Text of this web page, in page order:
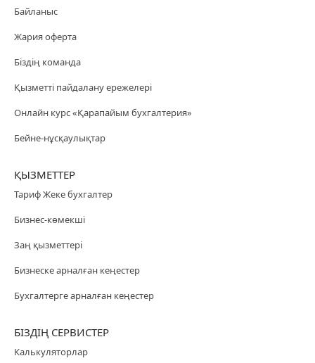
Байланыс
Жария оферта
Біздің команда
Қызметті пайдалану ережелері
Онлайн курс «Қарапайым бухгалтерия»
Бейне-нұсқаулықтар
ҚЫЗМЕТТЕР
Тариф Жеке бухгалтер
Бизнес-көмекші
Заң қызметтері
Бизнеске арналған кеңестер
Бухгалтерге арналған кеңестер
БІЗДІҢ СЕРВИСТЕР
Калькуляторлар